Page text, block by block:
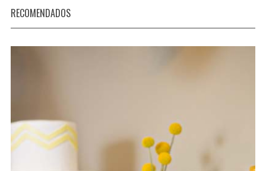
RECOMENDADOS